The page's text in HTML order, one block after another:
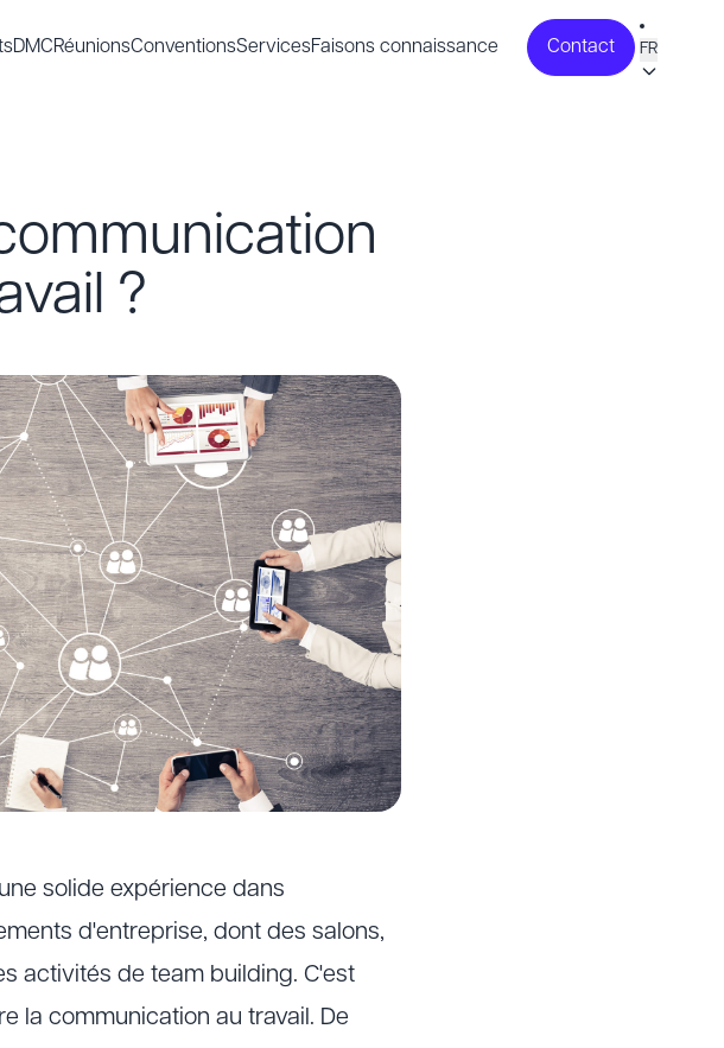
DMCRéunionsConventionsServicesFaisons connaissance Contact FR
?
solide expérience dans
d'entreprise, dont des salons,
activités de team building. C'est
la communication au travail. De